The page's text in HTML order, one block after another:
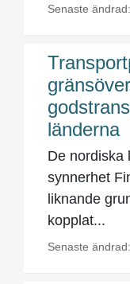
Senaste
länderna
De nordiska
synnerhet
liknande
kopplat...
Senaste